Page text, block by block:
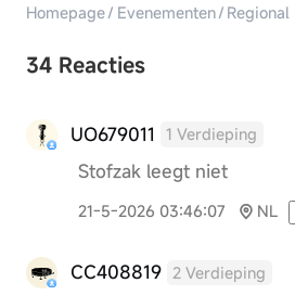
Homepage/ Evenementen/ Regional
34 Reacties
UO679011 1 Verdieping
Stofzak leegt niet
21-5-2026 03:46:07 NL
CC408819 2 Verdieping